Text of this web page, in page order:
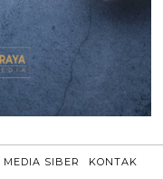
MEDIA SIBER KONTAK